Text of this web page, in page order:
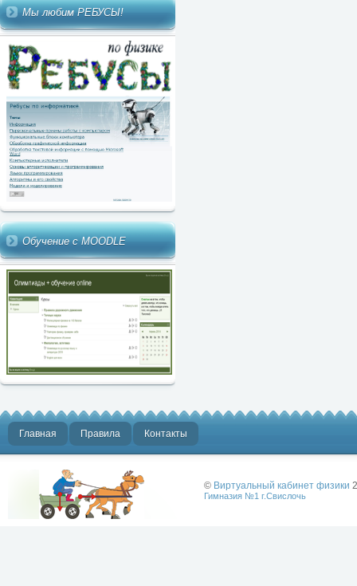
Мы любим РЕБУСЫ!
Обучение с MOODLE
Главная Правила Контакты
© Виртуальный кабинет физики
Гимназия №1 г.Свислочь